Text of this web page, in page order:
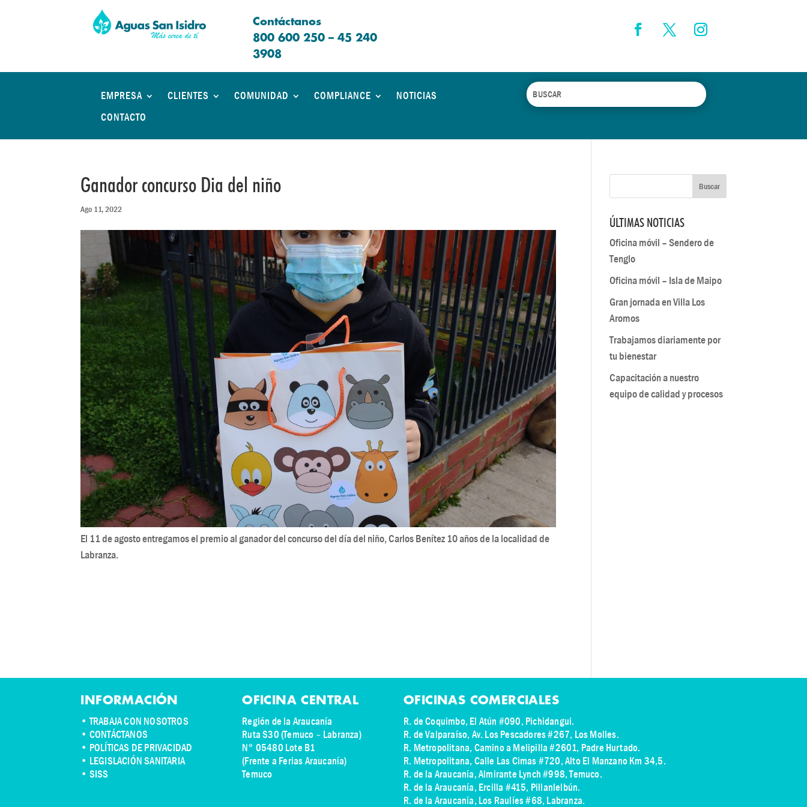
Contáctanos
800 600 250 – 45 240
3908
EMPRESA CLIENTES COMUNIDAD COMPLIANCE
NOTICIAS
CONTACTO
Ganador concurso Dia del niño
Ago 11, 2022
El 11 de agosto entregamos el premio al ganador del concurso del día del niño, Carlos Benítez 10 años de la localidad de
Labranza.
ÚLTIMAS NOTICIAS
Oficina móvil – Sendero de
Tenglo
Oficina móvil – Isla de Maipo
Gran jornada en Villa Los
Aromos
Trabajamos diariamente por
tu bienestar
Capacitación a nuestro
equipo de calidad y procesos
INFORMACIÓN
•TRABAJA CON NOSOTROS
• CONTÁCTANOS
• POLÍTICAS DE PRIVACIDAD
• LEGISLACIÓN SANITARIA
• SISS
OFICINA CENTRAL
Región de la Araucanía
Ruta S30 (Temuco – Labranza)
N° 05480 Lote B1
(Frente a Ferias Araucanía)
Temuco
OFICINAS COMERCIALES
R. de Coquimbo, El Atún #090, Pichidangui.
R. de Valparaíso, Av. Los Pescadores #267, Los Molles.
R. Metropolitana, Camino a Melipilla #2601, Padre Hurtado.
R. Metropolitana, Calle Las Cimas #720, Alto El Manzano Km 34,5.
R. de la Araucanía, Almirante Lynch #998, Temuco.
R. de la Araucanía, Ercilla #415, Pillanlelbún.
R. de la Araucanía, Los Raulíes #68, Labranza.